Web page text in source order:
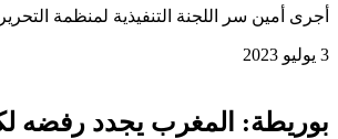
أجرى أمين سر اللجنة التنفيذية لمنظمة
3 يوليو 2023
بوريطة: المغرب يجدد رفضه لكل